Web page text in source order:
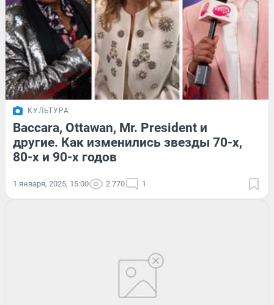
КУЛЬТУРА
Baccara, Ottawan, Mr. President и
другие. Как изменились звезды 70-х,
80-х и 90-х годов
1 января, 2025, 15:00 2 770 1